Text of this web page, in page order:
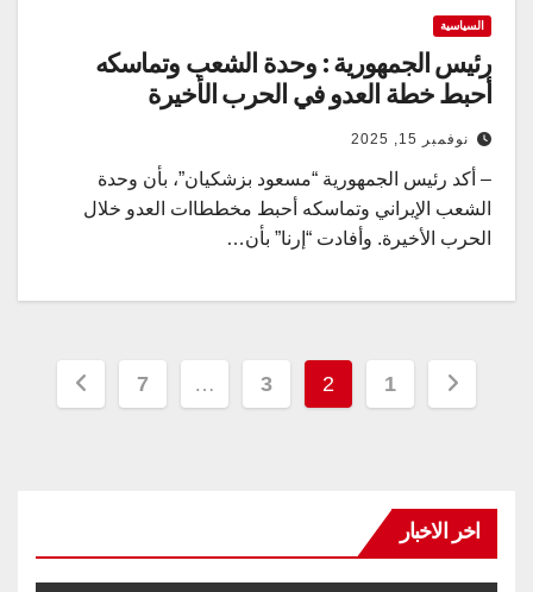
السياسية
رئيس الجمهورية : وحدة الشعب وتماسكه
أحبط خطة العدو في الحرب الأخيرة
نوفمبر 15, 2025
– أكد رئيس الجمهورية “مسعود بزشكيان”، بأن وحدة
الشعب الإيراني وتماسكه أحبط مخططاات العدو خلال
الحرب الأخيرة. وأفادت “إرنا” بأن…
تعدد
1
2
3
…
7
اخر الاخبار